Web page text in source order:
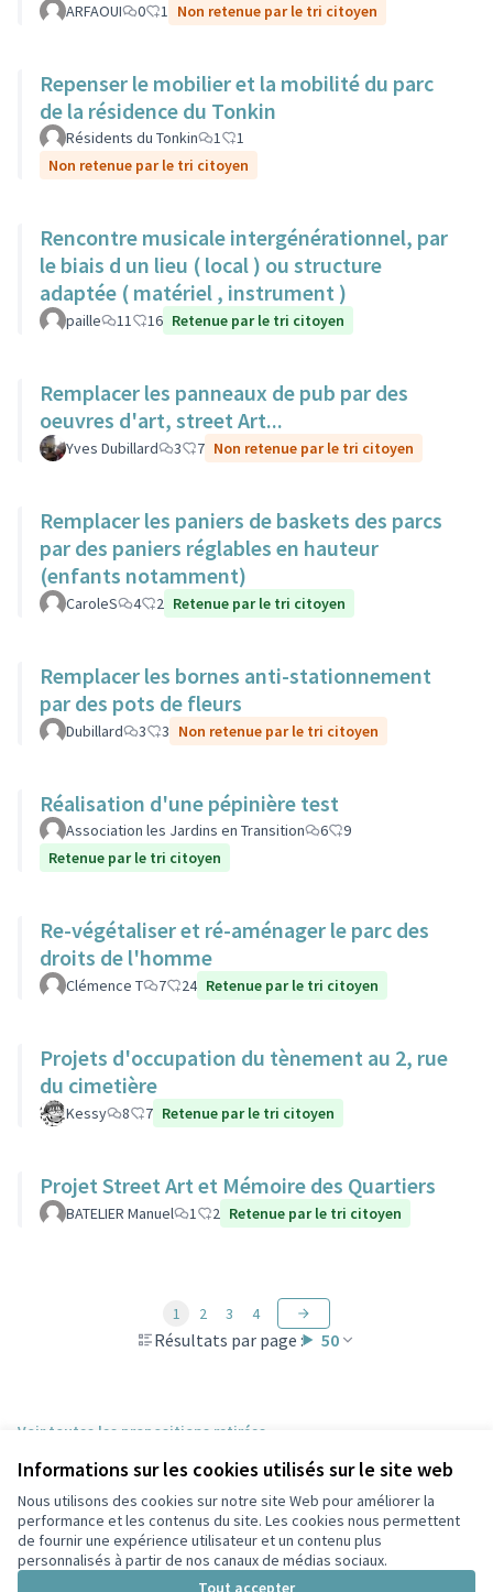
Informations sur les cookies utilisés sur le site web
Nous utilisons des cookies sur notre site Web pour améliorer la
performance et les contenus du site. Les cookies nous permettent
de fournir une expérience utilisateur et un contenu plus
personnalisés à partir de nos canaux de médias sociaux.
Tout accepter
ARFAOUI 0 1 Non retenue par le tri citoyen
Repenser le mobilier et la mobilité du parc
de la résidence du Tonkin
Résidents du Tonkin 1
1
Non retenue par le tri citoyen
Rencontre musicale intergénérationnel, par
le biais d un lieu ( local ) ou structure
adaptée ( matériel , instrument )
paille 11 16 Retenue par le tri citoyen
Remplacer les panneaux de pub par des
oeuvres d'art, street Art...
Yves Dubillard 3 7 Non retenue par le tri citoyen
Remplacer les paniers de baskets des parcs
par des paniers réglables en hauteur
(enfants notamment)
CaroleS 4 2 Retenue par le tri citoyen
Remplacer les bornes anti-stationnement
par des pots de fleurs
Dubillard 3 3 Non retenue par le tri citoyen
Réalisation d'une pépinière test
Association les Jardins en Transition 6
9
Retenue par le tri citoyen
Re-végétaliser et ré-aménager le parc des
droits de l'homme
Clémence T 7 24 Retenue par le tri citoyen
Projets d'occupation du tènement au 2, rue
du cimetière
Kessy 8 7 Retenue par le tri citoyen
Projet Street Art et Mémoire des Quartiers
BATELIER Manuel 1 2 Retenue par le tri citoyen
Résultats par page : 50
1 2 3 4
Voir toutes les propositions retirées
Conditions d'utilisation
Paramètres des cookies
Participez Villeurbanne sur X
(Lien externe)
Participez Villeurbanne sur Facebook
Participez Villeurbanne sur Instagram
Participez Villeurbanne sur YouTube
(Lien externe)